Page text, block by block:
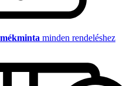
minden rendeléshez